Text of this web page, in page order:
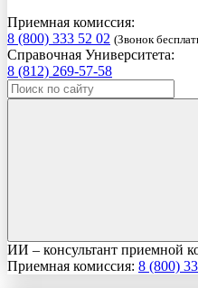
Приемная комиссия:
8 (800) 333 52 02 (Звонок
Справочная Университета:
8 (812) 269-57-58
ИИ – консультант приемной
Приемная комиссия: 8 (800)